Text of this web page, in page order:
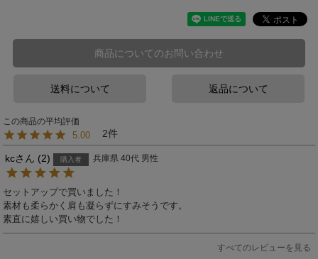
商品についてのお問い合わせ
送料について 返品について
5.00 2
kc 2 購入者 兵庫県 40代 男性
セットアップで買いました！
素材も柔らかく肩も凝らずにすみそうです。
素直に嬉しい買い物でした！
すべてのレビューを見る